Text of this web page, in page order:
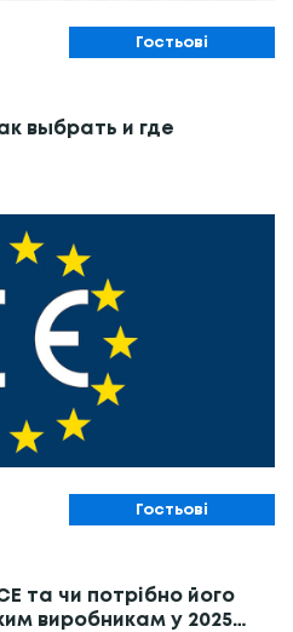
Гостьові
выбрать и где
Гостьові
та чи потрібно його
виробникам у 2025